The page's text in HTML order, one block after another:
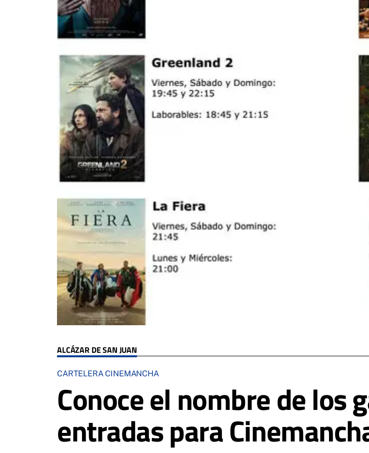
ALCÁZAR DE SAN JUAN
CARTELERA CINEMANCHA
Conoce el nombre de los
entradas para